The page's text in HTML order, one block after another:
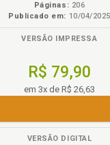
Páginas: 206
Publicado em: 10/04/2025
VERSÃO IMPRESSA
R$ 79,90
em 3x de R$ 26,63
VERSÃO DIGITAL